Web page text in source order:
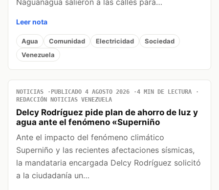
Naguanagua salieron a las calles para…
Leer nota
Agua Comunidad Electricidad
Sociedad
Venezuela
NOTICIAS PUBLICADO 4 AGOSTO 2026
4 MIN DE LECTURA
REDACCIÓN NOTICIAS VENEZUELA
Delcy Rodríguez pide plan de ahorro de luz y
agua ante el fenómeno «Superniño
Ante el impacto del fenómeno climático
Superniño y las recientes afectaciones sísmicas,
la mandataria encargada Delcy Rodríguez solicitó
a la ciudadanía un…